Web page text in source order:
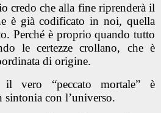
credo che alla fine riprenderà il
è già codificato in noi, quella
Perché è proprio quando tutto
le certezze crollano, che è
di origine.
il vero “peccato mortale” è
sintonia con l’universo.